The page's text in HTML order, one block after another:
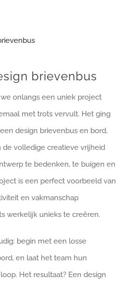
brievenbus
onlangs een uniek project
met trots vervult. Het ging
design brievenbus en bord,
de volledige creatieve vrijheid
te bedenken, te buigen en
is een perfect voorbeeld van
en vakmanschap
werkelijk unieks te creëren.
begin met een losse
en laat het team hun
Het resultaat? Een design